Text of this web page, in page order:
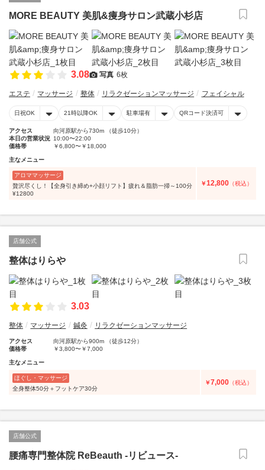
MORE BEAUTY 美肌&痩身サロン武蔵小杉店
3.08 写真 6枚
エステ マッサージ 整体 リラクゼーションマッサージ フェイシャル
日祝OK 21時以降OK 駐車場有 QRコード決済可
アクセス
向河原駅から730m （徒歩10分）
本日の営業状況 10:00〜22:00
価格帯
￥6,800〜￥18,000
主なメニュー
アロママッサージ
贅沢尽くし！【全身引き締め+小顔リフト】疲れ＆脂肪一掃～100分
¥12800
￥12,800 （税込）
店舗公式
整体はりらや
3.03
整体 マッサージ 鍼灸 リラクゼーションマッサージ
アクセス
向河原駅から900m （徒歩12分）
価格帯
￥3,800〜￥7,000
主なメニュー
ほぐし・マッサージ
全身整体50分＋フットケア30分
￥7,000 （税込）
店舗公式
腰痛専門整体院 ReBeauth -リビュース-